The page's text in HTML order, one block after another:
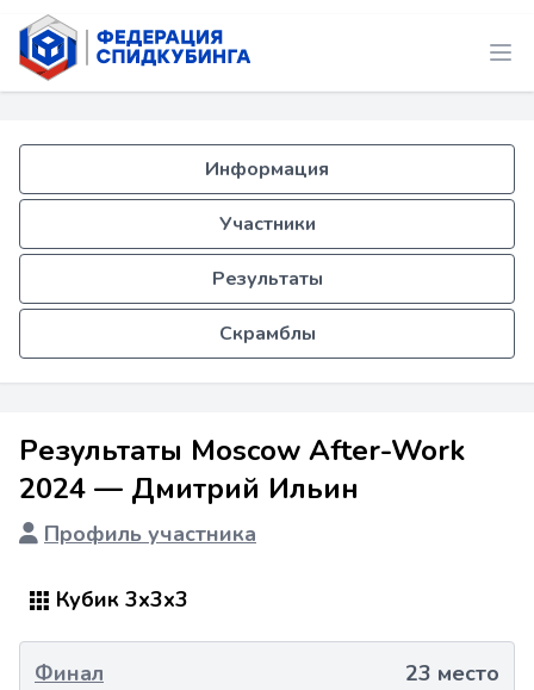
Информация
Участники
Результаты
Скрамблы
Результаты Moscow After-Work
2024 — Дмитрий Ильин
Профиль участника
Кубик 3x3x3
Финал 23 место